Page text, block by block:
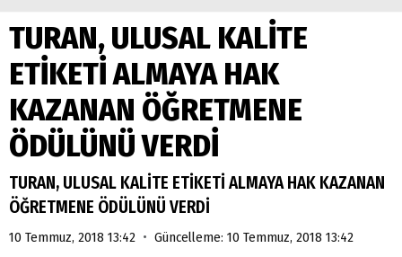
Doğubayazıt'ta çocukların sırtındaki ağır yük
07:00DEVLET ve HÜKÜMET
18:29ÇARŞI CADDESİ YAZ BOZ TAHTASI
TURAN, ULUSAL KALİTE
ETİKETİ ALMAYA HAK
KAZANAN ÖĞRETMENE
ÖDÜLÜNÜ VERDİ
TURAN, ULUSAL KALİTE ETİKETİ ALMAYA HAK KAZANAN
ÖĞRETMENE ÖDÜLÜNÜ VERDİ
10 Temmuz, 2018 13:42 • Güncelleme: 10 Temmuz, 2018 13:42